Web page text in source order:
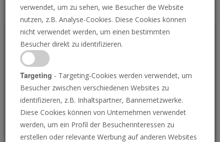
P
verwendet, um zu sehen, wie Besucher die Website
nutzen, z.B. Analyse-Cookies. Diese Cookies können
nicht verwendet werden, um einen bestimmten
Besucher direkt zu identifizieren.
Targeting - Targeting-Cookies werden verwendet, um
Besucher zwischen verschiedenen Websites zu
identifizieren, z.B. Inhaltspartner, Bannernetzwerke.
Diese Cookies können von Unternehmen verwendet
werden, um ein Profil der Besucherinteressen zu
erstellen oder relevante Werbung auf anderen Websites